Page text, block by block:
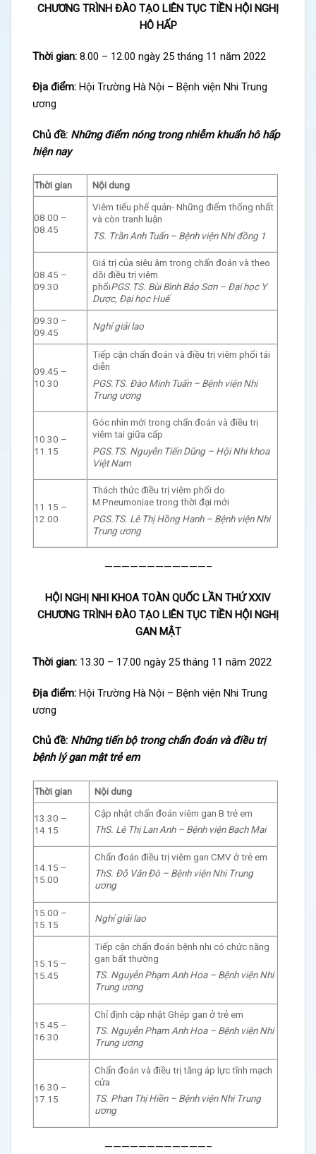
CHƯƠNG TRÌNH ĐÀO TẠO LIÊN TỤC TIỀN HỘI NGHỊ
HÔ HẤP
Thời gian: 8.00 – 12.00 ngày 25 tháng 11 năm 2022
Địa điểm: Hội Trường Hà Nội – Bệnh viện Nhi Trung
ương
Chủ đề: Những điểm nóng trong nhiễm khuẩn hô hấp
hiện nay
Thời gian Nội dung
08.00 –
08.45
Viêm tiểu phế quản- Những điểm thống nhất
và còn tranh luận
TS. Trần Anh Tuấn – Bệnh viện Nhi đồng 1
08.45 –
09.30
Giá trị của siêu âm trong chẩn đoán và theo
dõi điều trị viêm
phổiPGS.TS. Bùi Bình Bảo Sơn – Đại học Y
Dược, Đại học Huế
09.30 –
09.45
Nghỉ giải lao
09.45 –
10.30
Tiếp cận chẩn đoán và điều trị viêm phổi tái
diễn
PGS.TS. Đào Minh Tuấn – Bệnh viện Nhi
Trung ương
10.30 –
11.15
Góc nhìn mới trong chẩn đoán và điều trị
viêm tai giữa cấp
PGS.TS. Nguyễn Tiến Dũng – Hội Nhi khoa
Việt Nam
11.15 –
12.00
Thách thức điều trị viêm phổi do
M.Pneumoniae trong thời đại mới
PGS.TS. Lê Thị Hồng Hanh – Bệnh viện Nhi
Trung ương
————————————–
HỘI NGHỊ NHI KHOA TOÀN QUỐC LẦN THỨ XXIV
CHƯƠNG TRÌNH ĐÀO TẠO LIÊN TỤC TIỀN HỘI NGHỊ
GAN MẬT
Thời gian: 13.30 – 17.00 ngày 25 tháng 11 năm 2022
Địa điểm: Hội Trường Hà Nội – Bệnh viện Nhi Trung
ương
Chủ đề: Những tiến bộ trong chẩn đoán và điều trị
bệnh lý gan mật trẻ em
Thời gian Nội dung
13.30 –
14.15
Cập nhật chẩn đoán viêm gan B trẻ em
ThS. Lê Thị Lan Anh – Bệnh viện Bạch Mai
14.15 –
15.00
Chẩn đoán điều trị viêm gan CMV ở trẻ em
ThS. Đỗ Văn Đô – Bệnh viện Nhi Trung
ương
15.00 –
15.15
Nghỉ giải lao
15.15 –
15.45
Tiếp cận chẩn đoán bệnh nhi có chức năng
gan bất thường
TS. Nguyễn Phạm Anh Hoa – Bệnh viện Nhi
Trung ương
15.45 –
16.30
Chỉ định cập nhật Ghép gan ở trẻ em
TS. Nguyễn Phạm Anh Hoa – Bệnh viện Nhi
Trung ương
16.30 –
17.15
Chẩn đoán và điều trị tăng áp lực tĩnh mạch
cửa
TS. Phan Thị Hiền – Bệnh viện Nhi Trung
ương
————————————–